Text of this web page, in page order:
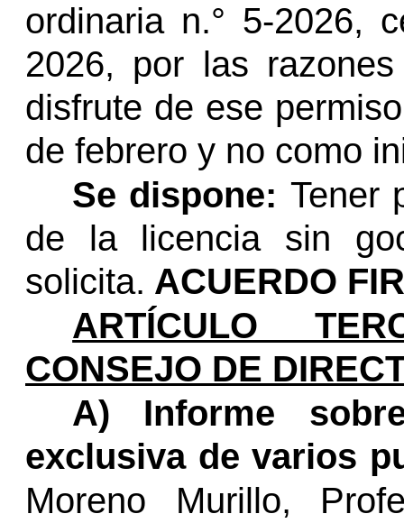
ordinaria n.° 5-2026,
2026, por las
disfrute de ese
de febrero y no como
Se dispone: Tener
de la licencia sin
solicita. ACUERDO
ARTÍCULO
CONSEJO DE
A) Informe
exclusiva de varios
Moreno Murillo,